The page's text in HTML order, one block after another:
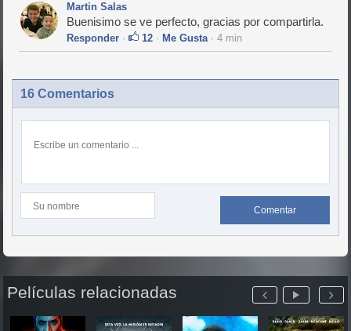
Martin Salas
Buenisimo se ve perfecto, gracias por compartirla.
Responder · 12 · Me Gusta· 4 min
16 Comentarios
Comentar
Películas relacionadas